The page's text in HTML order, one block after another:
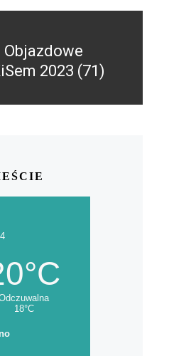
2023 (71)